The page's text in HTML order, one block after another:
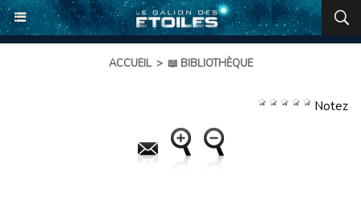
ACCUEIL > 📖 BIBLIOTHÈQUE
Notez